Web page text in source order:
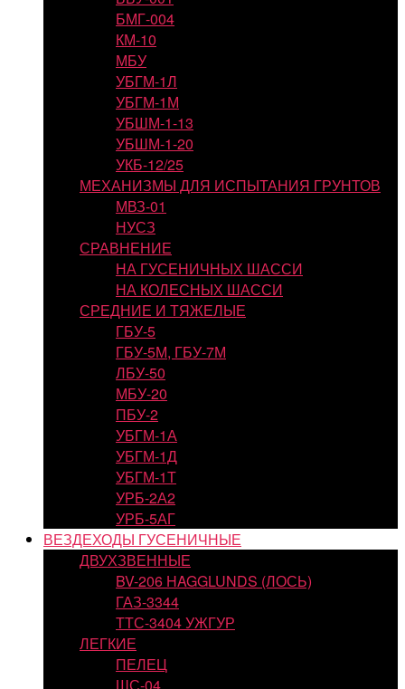
БМГ-004
КМ-10
МБУ
УБГМ-1Л
УБГМ-1М
УБШМ-1-13
УБШМ-1-20
УКБ-12/25
МЕХАНИЗМЫ ДЛЯ ИСПЫТАНИЯ ГРУНТОВ
МВЗ-01
НУСЗ
СРАВНЕНИЕ
НА ГУСЕНИЧНЫХ ШАССИ
НА КОЛЕСНЫХ ШАССИ
СРЕДНИЕ И ТЯЖЕЛЫЕ
ГБУ-5
ГБУ-5М, ГБУ-7М
ЛБУ-50
МБУ-20
ПБУ-2
УБГМ-1А
УБГМ-1Д
УБГМ-1Т
УРБ-2А2
УРБ-5АГ
ВЕЗДЕХОДЫ ГУСЕНИЧНЫЕ
ДВУХЗВЕННЫЕ
BV-206 HAGGLUNDS (ЛОСЬ)
ГАЗ-3344
ТТС-3404 УЖГУР
ЛЕГКИЕ
ПЕЛЕЦ